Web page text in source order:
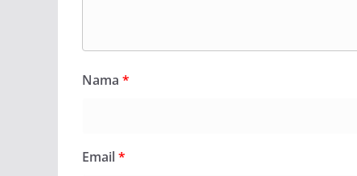
Nama *
Email*